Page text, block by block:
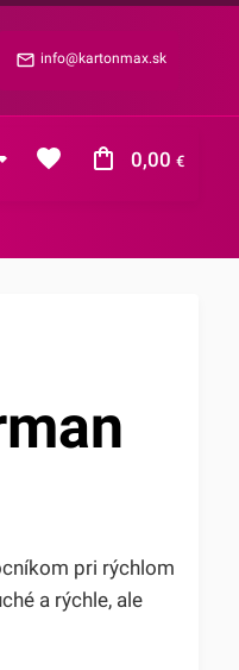
info@kartonmax.sk
0,00€
pri rýchlom
a rýchle, ale